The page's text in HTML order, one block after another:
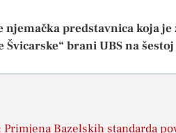
njemačka predstavnica koja
Švicarske“ brani UBS na
Primjena Bazelskih standarda